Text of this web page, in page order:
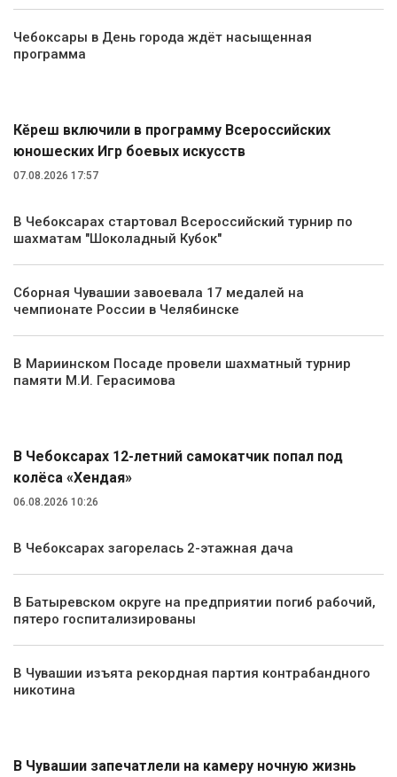
Чебоксары в День города ждёт насыщенная
программа
Кĕрешӳ включили в программу Всероссийских
юношеских Игр боевых искусств
07.08.2026 17:57
В Чебоксарах стартовал Всероссийский турнир по
шахматам "Шоколадный Кубок"
Сборная Чувашии завоевала 17 медалей на
чемпионате России в Челябинске
В Мариинском Посаде провели шахматный турнир
памяти М.И. Герасимова
В Чебоксарах 12-летний самокатчик попал под
колёса «Хендая»
06.08.2026 10:26
В Чебоксарах загорелась 2-этажная дача
В Батыревском округе на предприятии погиб рабочий,
пятеро госпитализированы
В Чувашии изъята рекордная партия контрабандного
никотина
В Чувашии запечатлели на камеру ночную жизнь